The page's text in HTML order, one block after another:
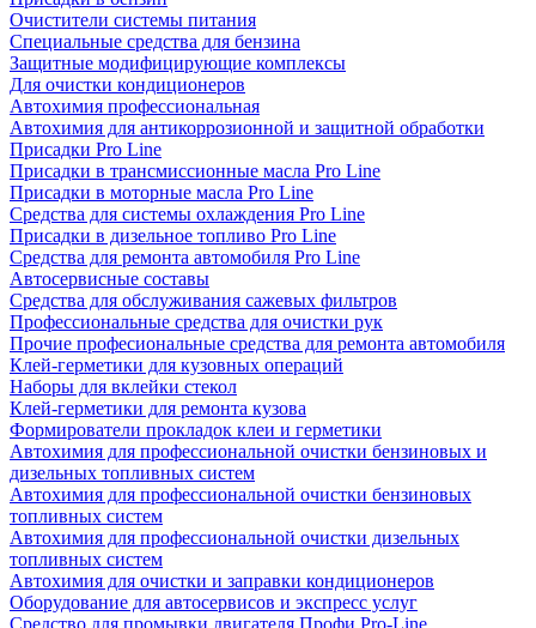
Очистители системы питания
Специальные срeдства для бензина
Защитные модифицирующие комплексы
Для очистки кондиционеров
Автохимия профессиональная
Автохимия для антикоррозионной и защитной обработки
Присадки Pro Line
Присадки в трансмиссионные масла Pro Line
Присадки в моторные масла Pro Line
Средства для системы охлаждения Pro Line
Присадки в дизельное топливо Pro Line
Средства для ремонта автомобиля Pro Line
Автосервисные составы
Средства для обслуживания сажевых фильтров
Профессиональные средства для очистки рук
Прочие професиональные средства для ремонта автомобиля
Клей-герметики для кузовных операций
Наборы для вклейки стекол
Клей-герметики для ремонта кузова
Формирователи прокладок клеи и герметики
Автохимия для профессиональной очистки бензиновых и
дизельных топливных систем
Автохимия для профессиональной очистки бензиновых
топливных систем
Автохимия для профессиональной очистки дизельных
топливных систем
Автохимия для очистки и заправки кондиционеров
Оборудование для автосервисов и экспресс услуг
Средство для промывки двигателя Профи Pro-Line